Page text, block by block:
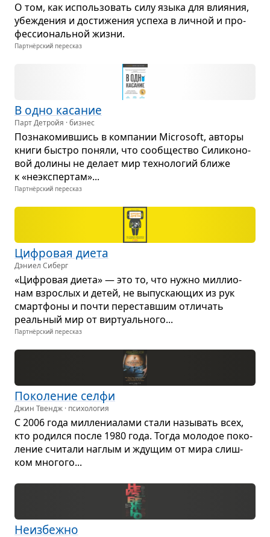
О том, как исполь­зо­вать силу языка для вли­я­ния,
убе­жде­ния и дости­же­ния успеха в лич­ной и про­
фес­си­о­наль­ной жизни.
Партнёрский пересказ
В одно каса­ние
Парт Детройя · бизнес
Позна­ко­мив­шись в ком­па­нии Microsoft, авторы
книги быстро поняли, что сооб­ще­ство Сили­ко­но­
вой долины не делает мир тех­но­ло­гий ближе
к «неэкс­пер­там»...
Партнёрский пересказ
Циф­ро­вая диета
Дэниел Сиберг
«Циф­ро­вая диета» — это то, что нужно мил­ли­о­
нам взрос­лых и детей, не выпус­ка­ю­щих из рук
смарт­фоны и почти пере­став­шим отли­чать
реаль­ный мир от вир­ту­аль­ного...
Партнёрский пересказ
Поко­ле­ние селфи
Джин Твендж · психология
С 2006 года мил­ле­ни­а­лами стали назы­вать всех,
кто родился после 1980 года. Тогда моло­дое поко­
ле­ние счи­тали наглым и жду­щим от мира слиш­
ком мно­гого...
Неиз­бежно